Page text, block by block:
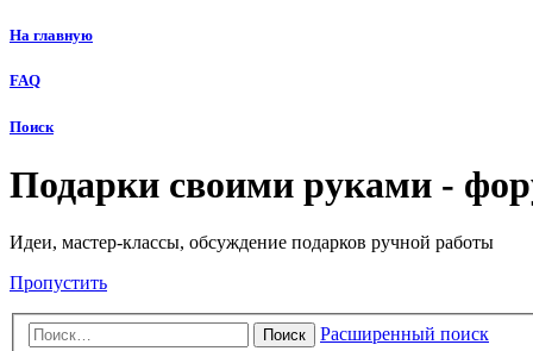
На главную
FAQ
Поиск
Подарки своими руками -
Идеи, мастер-классы, обсуждение подарков ручной работы
Пропустить
Поиск Расширенный поиск